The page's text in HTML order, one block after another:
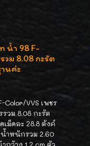
น้ำ 98 F-
ม 8.08 กะรัต
นค่ะ
Color/VVS เพชร
วม 8.08 กะรัต
เม็ดละ 28.8 ตังค์
น้ำหนักรวม 2.60
กว้าง 1.2 cm ตัว